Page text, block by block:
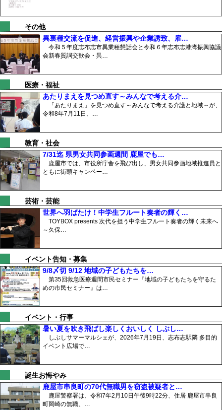
その他
異裏種交流を促進、経営振興や企業誘致、雇…
令和５年度志布志市異業種懇話会と令和６年志布志港湾振興協議
会新春質詞交歓会・異…
医療・福祉
あたりまえを見つめ直す～みんなで考える介…
「あたりまえ」を見つめ直す～みんなで考える介護と地域～が、
令和8年7月11日、…
教育・社会
7/31迄 県男女共同参画週間 鹿屋でも…
鹿屋市では、市役所庁舎を飛び出し、男女共同参画地域推進員と
ともに街頭キャンペー…
芸術・芸能
世界へ羽ばたけ！中学生フルート奏者の輝く…
TOYBOX presents 次代を担う中学生フルート奏者の輝く未来へ
～久保…
イベント告知・募集
9/8〆切 9/12 地域の子どもたちを…
第35回救急医療週間市民セミナー『地域の子どもたちを守るた
めの市民セミナー』は…
イベント・行事
暑い夏を吹き飛ばし楽しくおいしく しぶし…
しぶしサマーマルシェが、2026年7月19日、志布志駅隣 多目的
イベント広場で…
誕生お悔やみ
鹿屋市串良町の70代無職男を窃盗被疑者と…
鹿屋警察署は、令和7年2月10日午後9時22分、住居 鹿屋市串良
町岡崎の無職、…